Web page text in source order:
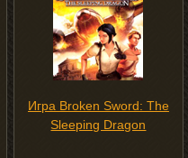
Игра Broken Sword: The
Sleeping Dragon